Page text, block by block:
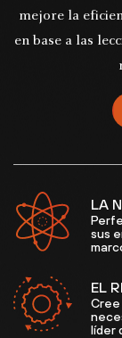
mejore la
en base a las
LA
sus
EL
Cree
líder